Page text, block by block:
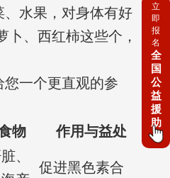
水果，对身体有好
卜、西红柿这些个，
您一个更直观的参
物 作用与益处
、
促进黑色素合
立
即
报
名
全
国
公
益
援
助